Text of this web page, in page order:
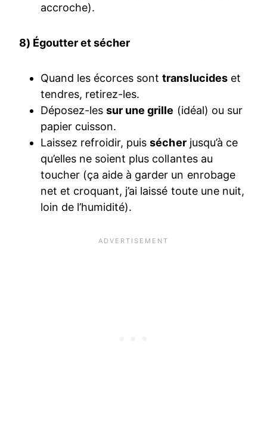
accroche).
8) Égoutter et sécher
Quand les écorces sonttranslucideset
tendres, retirez-les.
Déposez-lessur une grille (idéal) ou sur
papier cuisson.
Laissez refroidir, puissécherjusqu’à ce
qu’elles ne soient plus collantes au
toucher (ça aide à garder un enrobage
net et croquant, j’ai laissé toute une nuit,
loin de l’humidité).